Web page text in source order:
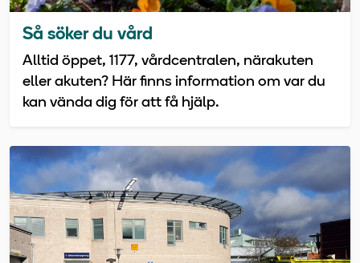
Så söker du vård
Alltid öppet, 1177, vårdcentralen, närakuten
eller akuten? Här finns information om var du
kan vända dig för att få hjälp.